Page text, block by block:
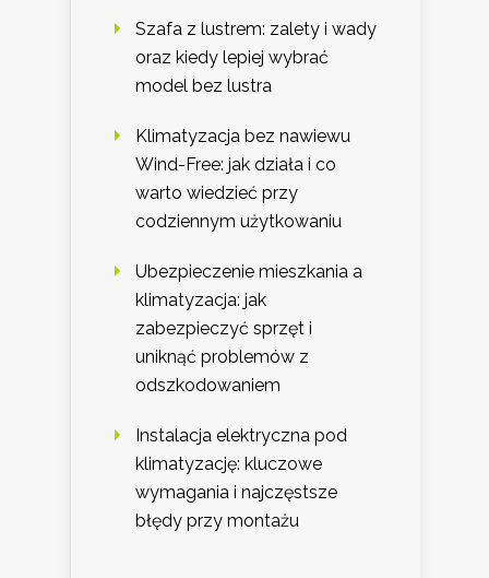
Szafa z lustrem: zalety i wady
oraz kiedy lepiej wybrać
model bez lustra
Klimatyzacja bez nawiewu
Wind-Free: jak działa i co
warto wiedzieć przy
codziennym użytkowaniu
Ubezpieczenie mieszkania a
klimatyzacja: jak
zabezpieczyć sprzęt i
uniknąć problemów z
odszkodowaniem
Instalacja elektryczna pod
klimatyzację: kluczowe
wymagania i najczęstsze
błędy przy montażu